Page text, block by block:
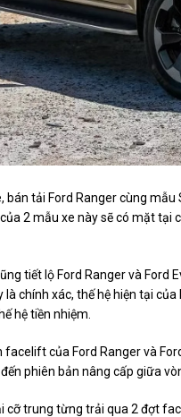
tải Ford Ranger cùng
2 mẫu xe này sẽ có mặt
tiết lộ Ford Ranger và
chính xác, thế hệ hiện tại
hệ tiền nhiệm.
facelift của Ford Ranger và
phiên bản nâng cấp giữa
cỡ trung từng trải qua 2 đợt